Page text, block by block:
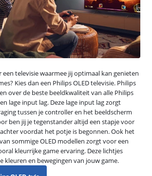
een televisie waarmee jij optimaal kan genieten
Kies dan een Philips OLED televisie. Philips
over de beste beeldkwaliteit van alle Philips
lage input lag. Deze lage input lag zorgt
tussen je controller en het beeldscherm
ben jij je tegenstander altijd een stapje voor
voordat het potje is begonnen. Ook het
sommige OLED modellen zorgt voor een
kleurrijke game ervaring. Deze lichtjes
kleuren en bewegingen van jouw game.